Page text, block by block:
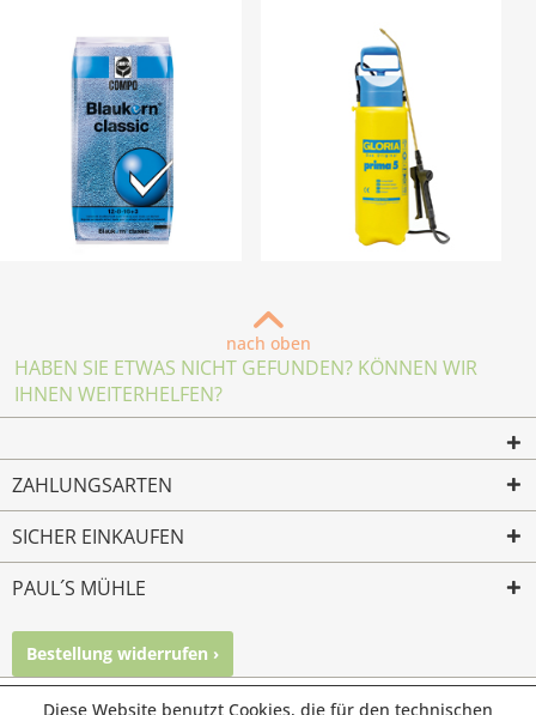
nach oben
HABEN SIE ETWAS NICHT GEFUNDEN? KÖNNEN WIR
IHNEN WEITERHELFEN?
ZAHLUNGSARTEN
SICHER EINKAUFEN
PAUL´S MÜHLE
Bestellung widerrufen ›
Mailkontakt Facebook Instagram
Diese Website benutzt Cookies, die für den technischen